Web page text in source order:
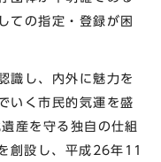
ての指定・登録が困
識し、内外に魅力を
いく市民的気運を盛
産を守る独自の仕組
創設し、平成26年11